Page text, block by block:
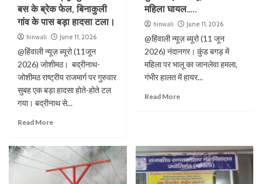
बस के ब्रेक फेल, बिनाकुली
गांव के पास बड़ा हादसा टला।
hinwali June 11, 2026
@हिंवाली न्यूज़ ब्यूरो (11जून
2026) जोशीमठ। बद्रीनाथ-
जोशीमठ राष्ट्रीय राजमार्ग पर गुरुवार
सुबह एक बड़ा हादसा होते-होते टल
गया। बद्रीनाथ से...
Read More
महिला घायल…..
hinwali June 11, 2026
@हिंवाली न्यूज़ ब्यूरो (11 जून
2026) नंदानगर। कुंड बगड़ में
महिला पर भालू का जानलेवा हमला,
गंभीर हालत में हायर...
Read More